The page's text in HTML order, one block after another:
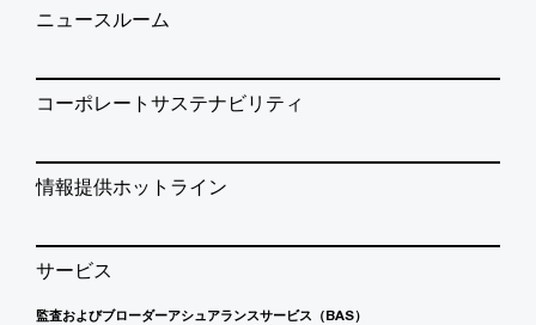
ニュースルーム
コーポレートサステナビリティ
情報提供ホットライン
サービス
監査およびブローダーアシュアランスサービス（BAS）